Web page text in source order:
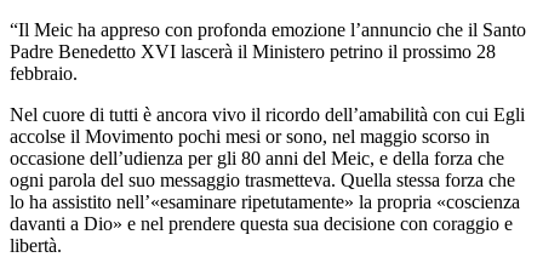
“Il Meic ha appreso con profonda emozione l’annuncio che il Santo
Padre Benedetto XVI lascerà il Ministero petrino il prossimo 28
febbraio.
Nel cuore di tutti è ancora vivo il ricordo dell’amabilità con cui Egli
accolse il Movimento pochi mesi or sono, nel maggio scorso in
occasione dell’udienza per gli 80 anni del Meic, e della forza che
ogni parola del suo messaggio trasmetteva. Quella stessa forza che
lo ha assistito nell’«esaminare ripetutamente» la propria «coscienza
davanti a Dio» e nel prendere questa sua decisione con coraggio e
libertà.